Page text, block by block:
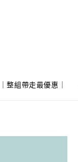
｜整組帶走最優惠｜